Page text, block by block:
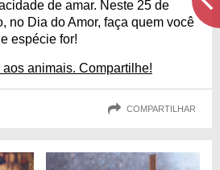
de amar. Neste 25 de
no Dia do Amor, faça quem você
espécie for!
animais. Compartilhe!
COMPARTILHAR